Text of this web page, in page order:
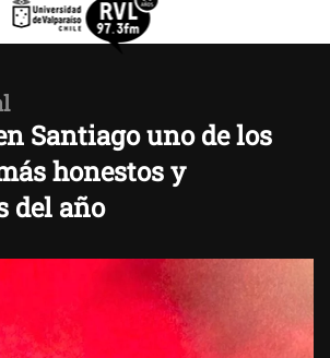
Santiago uno de los
honestos y
del año